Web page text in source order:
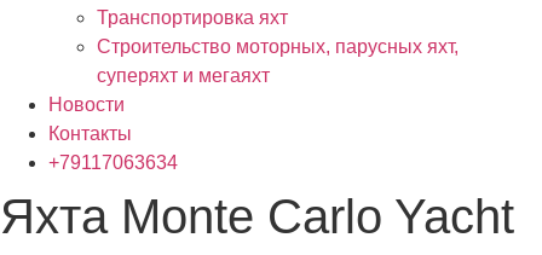
Транспортировка яхт
Строительство моторных, парусных яхт,
суперяхт и мегаяхт
Новости
Контакты
+79117063634
Яхта Monte Carlo Yacht